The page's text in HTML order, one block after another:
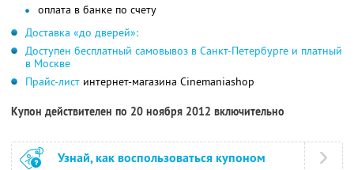
оплата в банке по счету
Доставка «до дверей»:
Доступен бесплатный самовывоз в Санкт-Петербурге и платный
в Москве
Прайс-лист интернет-магазина Cinemaniashop
Купон действителен по 20 ноября 2012 включительно
Узнай, как воспользоваться купоном